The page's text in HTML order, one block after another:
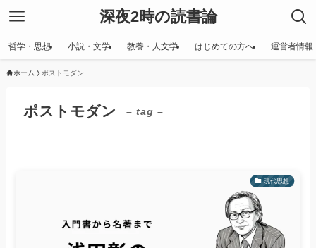
深夜2時の読書論
哲学・思想 小説・文学 教養・人文学 はじめての方へ 運営者情報
ホーム ポストモダン
ポストモダン – tag –
現代思想